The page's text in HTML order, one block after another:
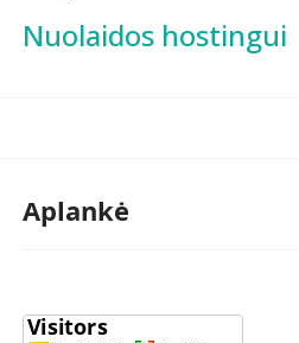
Nuolaidos hostingui
Aplankė